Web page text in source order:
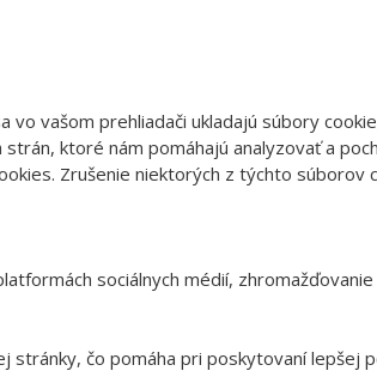
vo vašom prehliadači ukladajú súbory
ktoré nám pomáhajú analyzovať a
Zrušenie niektorých z týchto súborov
sociálnych médií,
čo pomáha pri poskytovaní lepšej